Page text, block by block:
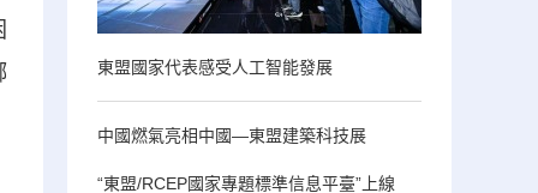
東盟國家代表感受人工智能發展
中國燃氣亮相中國—東盟建築科技展
“東盟/RCEP國家專題標準信息平臺”上線